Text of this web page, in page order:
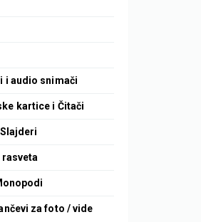
i audio snimači
kartice i Čitači
rasveta
za foto / vide